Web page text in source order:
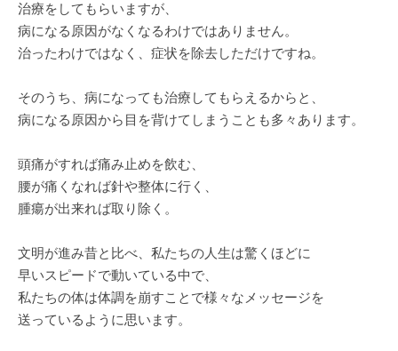
治療をしてもらいますが、
病になる原因がなくなるわけではありません。
治ったわけではなく、症状を除去しただけですね。
そのうち、病になっても治療してもらえるからと、
病になる原因から目を背けてしまうことも多々あります。
頭痛がすれば痛み止めを飲む、
腰が痛くなれば針や整体に行く、
腫瘍が出来れば取り除く。
文明が進み昔と比べ、私たちの人生は驚くほどに
早いスピードで動いている中で、
私たちの体は体調を崩すことで様々なメッセージを
送っているように思います。